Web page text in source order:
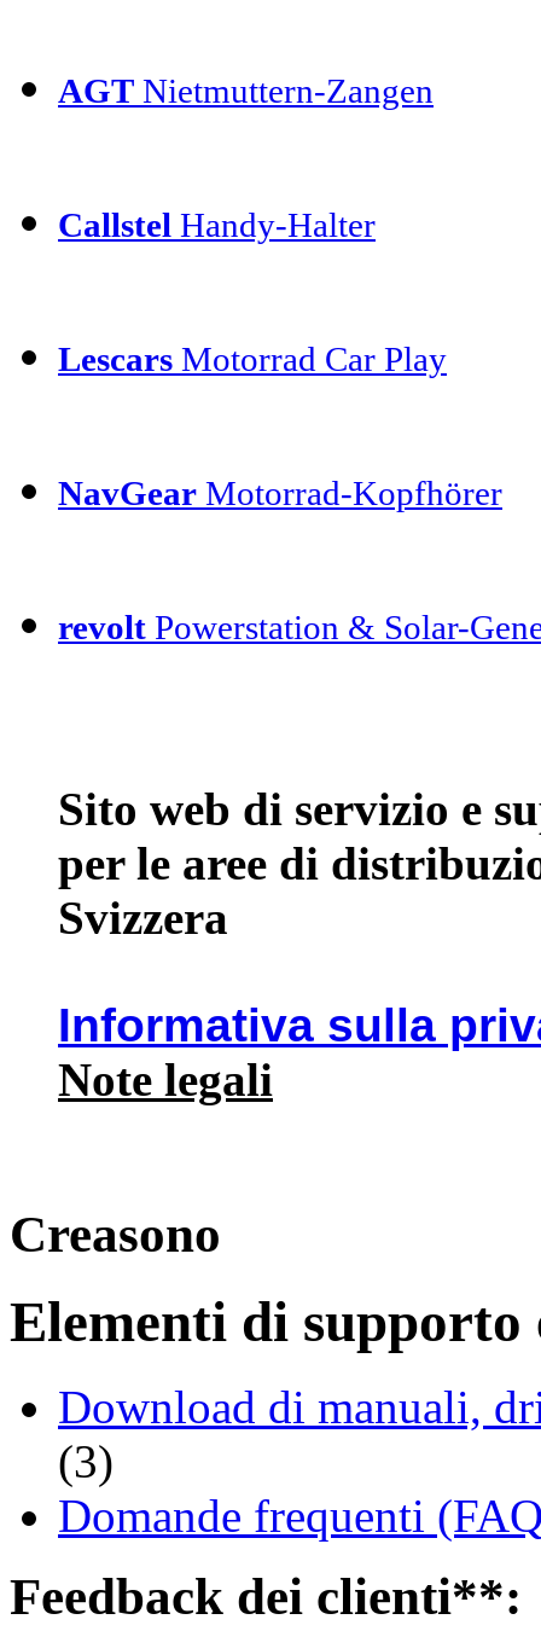
AGT Nietmuttern-Zangen
Callstel Handy-Halter
Lescars Motorrad Car Play
NavGear Motorrad-Kopfhörer
revolt Powerstation & Solar-
Sito web di servizio e
per le aree di
Svizzera
Informativa sulla
Note legali
Creasono
Elementi di supporto
Download di manuali,
(3)
Domande frequenti
Feedback dei clienti**: